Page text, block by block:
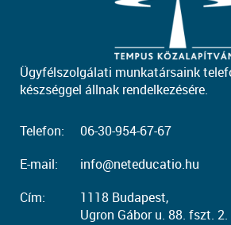
Ügyfélszolgálati munkatársaink
készséggel állnak rendelkezésére.
Telefon:
06-30-954-67-67
E-mail:
info@neteducatio.hu
Cím:
1118 Budapest,
Ugron Gábor u. 88. fszt. 2.